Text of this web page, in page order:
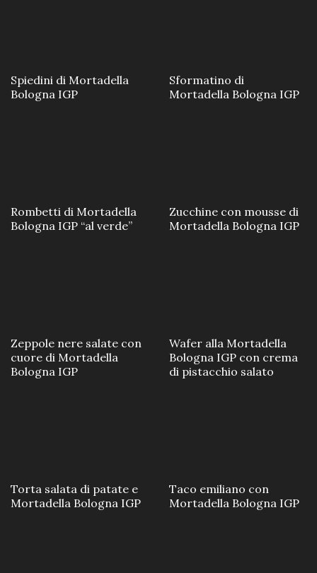
Spiedini di Mortadella
Bologna IGP
Sformatino di
Mortadella Bologna IGP
Rombetti di Mortadella
Bologna IGP “al verde”
Zucchine con mousse di
Mortadella Bologna IGP
Zeppole nere salate con
cuore di Mortadella
Bologna IGP
Wafer alla Mortadella
Bologna IGP con crema
di pistacchio salato
Torta salata di patate e
Mortadella Bologna IGP
Taco emiliano con
Mortadella Bologna IGP